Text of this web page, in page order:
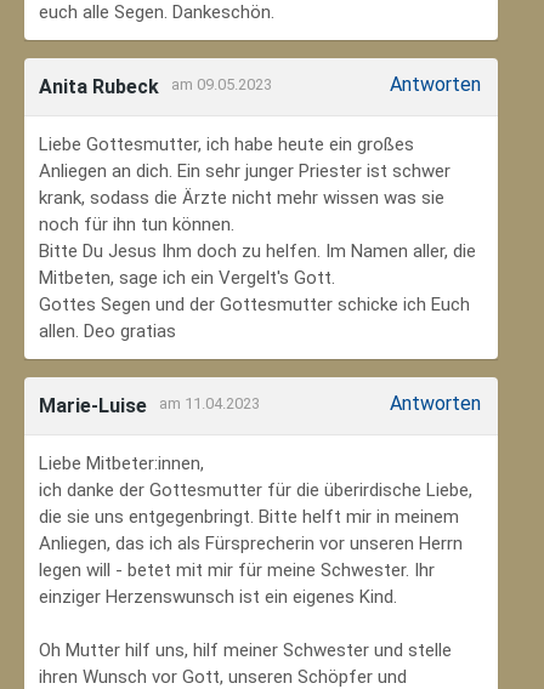
euch alle Segen. Dankeschön.
Anita Rubeck am 09.05.2023 Antworten
Liebe Gottesmutter, ich habe heute ein großes
Anliegen an dich. Ein sehr junger Priester ist schwer
krank, sodass die Ärzte nicht mehr wissen was sie
noch für ihn tun können.
Bitte Du Jesus Ihm doch zu helfen. Im Namen aller, die
Mitbeten, sage ich ein Vergelt's Gott.
Gottes Segen und der Gottesmutter schicke ich Euch
allen. Deo gratias
Marie-Luise am 11.04.2023 Antworten
Liebe Mitbeter:innen,
ich danke der Gottesmutter für die überirdische Liebe,
die sie uns entgegenbringt. Bitte helft mir in meinem
Anliegen, das ich als Fürsprecherin vor unseren Herrn
legen will - betet mit mir für meine Schwester. Ihr
einziger Herzenswunsch ist ein eigenes Kind.
Oh Mutter hilf uns, hilf meiner Schwester und stelle
ihren Wunsch vor Gott, unseren Schöpfer und